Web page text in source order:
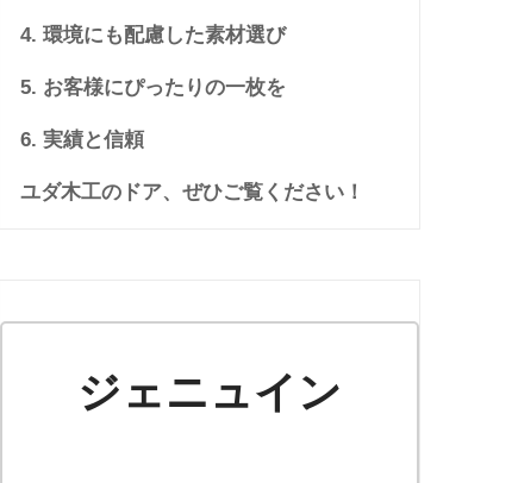
4. 環境にも配慮した素材選び
5. お客様にぴったりの一枚を
6. 実績と信頼
ユダ木工のドア、ぜひご覧ください！
ジェニュイン